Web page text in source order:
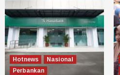
Hotnews
Nasional
Perbankan